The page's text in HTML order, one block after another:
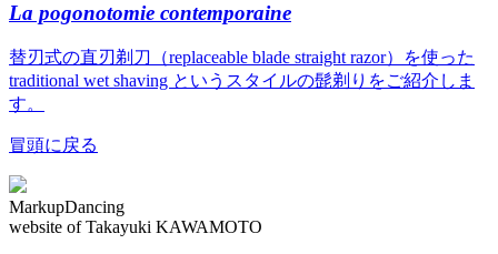
La pogonotomie contemporaine
替刃式の直刃剃刀（replaceable blade straight razor）を使った
traditional wet shaving というスタイルの髭剃りをご紹介しま
す。
冒頭に戻る
MarkupDancing
website of Takayuki KAWAMOTO